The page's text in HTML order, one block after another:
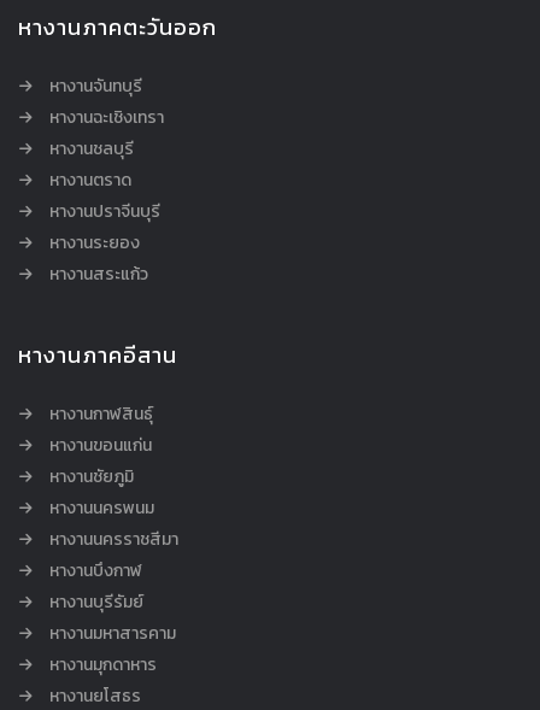
หางานภาคตะวันออก
หางานจันทบุรี
หางานฉะเชิงเทรา
หางานชลบุรี
หางานตราด
หางานปราจีนบุรี
หางานระยอง
หางานสระแก้ว
หางานภาคอีสาน
หางานกาฬสินธุ์
หางานขอนแก่น
หางานชัยภูมิ
หางานนครพนม
หางานนครราชสีมา
หางานบึงกาฬ
หางานบุรีรัมย์
หางานมหาสารคาม
หางานมุกดาหาร
หางานยโสธร